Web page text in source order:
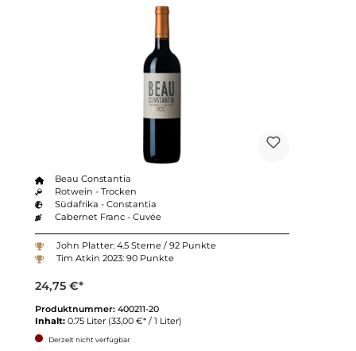
Beau Constantia
Rotwein - Trocken
Südafrika - Constantia
Cabernet Franc - Cuvée
John Platter: 4.5 Sterne / 92 Punkte
Tim Atkin 2023: 90 Punkte
24,75 €*
Produktnummer: 400211-20
Inhalt: 0.75 Liter (33,00 €* / 1 Liter)
Derzeit nicht verfügbar